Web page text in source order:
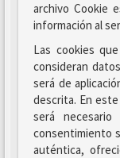
archivo Cookie
información al
Las cookies
consideran
será de
descrita. En
será
consentimiento
auténtica,